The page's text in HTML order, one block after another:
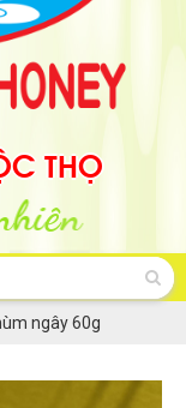
THỌ
ngây 60g